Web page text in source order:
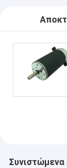
Συνιστώμενα